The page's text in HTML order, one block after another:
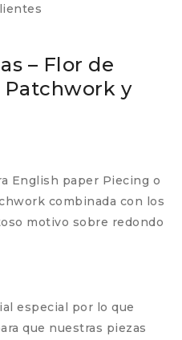
– Flor de
y
English paper Piecing o
combinada con los
motivo sobre redondo
especial por lo que
que nuestras piezas